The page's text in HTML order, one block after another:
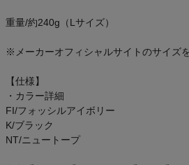
スタッフブログ
重量/約240g（Lサイズ）
※メーカーオフィシャルサイトのサイズ
【仕様】
・カラー詳細
FI/フォッシルアイボリー
K/ブラック
NT/ニュートープ